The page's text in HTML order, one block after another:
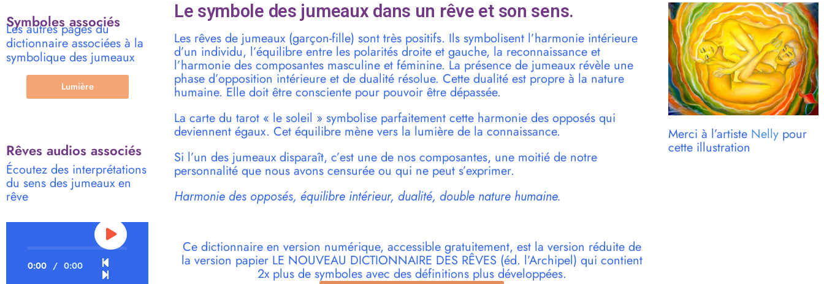
Symboles associés
Les autres pages du
dictionnaire associées à la
symbolique des jumeaux
Lumière
Rêves audios associés
Écoutez des interprétations
du sens des jumeaux en
rêve
0:00 / 0:00
Le symbole des jumeaux dans un rêve et son sens.
Les rêves de jumeaux (garçon-fille) sont très positifs. Ils symbolisent l’harmonie intérieure
d’un individu, l’équilibre entre les polarités droite et gauche, la reconnaissance et
l’harmonie des composantes masculine et féminine. La présence de jumeaux révèle une
phase d’opposition intérieure et de dualité résolue. Cette dualité est propre à la nature
humaine. Elle doit être consciente pour pouvoir être dépassée.
La carte du tarot « le soleil » symbolise parfaitement cette harmonie des opposés qui
deviennent égaux. Cet équilibre mène vers la lumière de la connaissance.
Si l’un des jumeaux disparaît, c’est une de nos composantes, une moitié de notre
personnalité que nous avons censurée ou qui ne peut s’exprimer.
Harmonie des opposés, équilibre intérieur, dualité, double nature humaine.
Ce dictionnaire en version numérique, accessible gratuitement, est la version réduite de
la version papier LE NOUVEAU DICTIONNAIRE DES RÊVES (éd. l’Archipel) qui contient
2x plus de symboles avec des définitions plus développées.
Merci à l’artiste Nelly pour
cette illustration